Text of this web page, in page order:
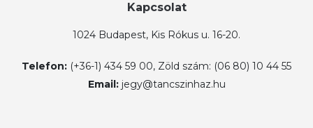
Kapcsolat
1024 Budapest, Kis Rókus u. 16-20.
Telefon: (+36-1) 434 59 00, Zöld szám: (06 80) 10 44 55
Email: jegy@tancszinhaz.hu